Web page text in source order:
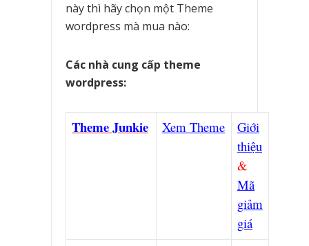
này thì hãy chọn một Theme
wordpress mà mua nào:
Các nhà cung cấp theme
wordpress:
Theme Junkie Xem Theme
Giới
thiệu
&
Mã
giảm
giá